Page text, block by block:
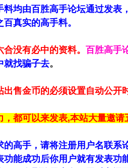
料均由百胜高手论坛通过发表
真实的高手料。
没有必中的资料。 百胜高手
就找骗子去。
出售金币的必须设置自动公开
，都可以来发表,本站大量邀请
的高手，请将注册用户名联系
功能成功后你用户就有发表功